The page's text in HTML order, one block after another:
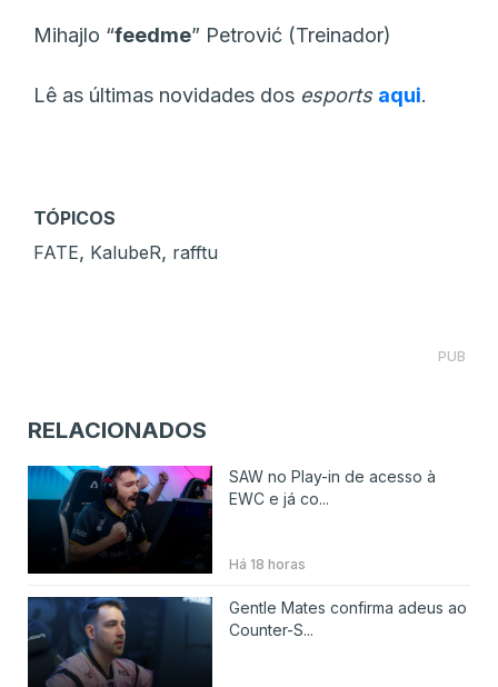
Mihajlo “feedme” Petrović (Treinador)
Lê as últimas novidades dos esports aqui.
TÓPICOS
FATE, KalubeR, rafftu
PUB
RELACIONADOS
SAW no Play-in de acesso à
EWC e já co...
Há 18 horas
Gentle Mates confirma adeus ao
Counter-S...